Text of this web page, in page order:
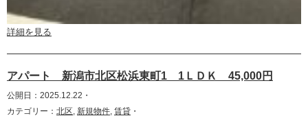
詳細を見る
アパート 新潟市北区松浜東町1 1ＬＤＫ 45,000円
公開日：2025.12.22・
カテゴリー： 北区 新規物件 賃貸 ・